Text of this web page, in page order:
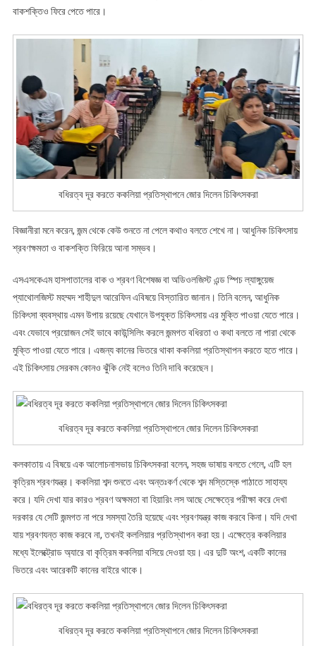
বাকশক্তিও ফিরে পেতে পারে।
বধিরত্ব দূর করতে ককলিয়া প্রতিস্থাপনে জোর দিলেন চিকিৎসকরা
বিজ্ঞানীরা মনে করেন, জন্ম থেকে কেউ শুনতে না পেলে কথাও বলতে শেখে না। আধুনিক চিকিৎসায়
শ্রবণক্ষমতা ও বাকশক্তি ফিরিয়ে আনা সম্ভব।
এসএসকেএম হাসপাতালের বাক ও শ্রবণ বিশেষজ্ঞ বা অডিওলজিস্ট এন্ড স্পিচ ল্যাঙ্গুয়েজ
প্যাথোলজিস্ট মহম্মদ শাহীদুল আরেফিন এবিষয়ে বিস্তারিত জানান। তিনি বলেন, আধুনিক
চিকিৎসা ব্যবস্থায় এমন উপায় রয়েছে যেখানে উপযুক্ত চিকিৎসায় এর মুক্তি পাওয়া যেতে পারে।
এবং যেভাবে প্রয়োজন সেই ভাবে কাউন্সিলিং করলে জন্মগত বধিরতা ও কথা বলতে না পারা থেকে
মুক্তি পাওয়া যেতে পারে। এজন্য কানের ভিতরে থাকা ককলিয়া প্রতিস্থাপন করতে হতে পারে।
এই চিকিৎসায় সেরকম কোনও ঝুঁকি নেই বলেও তিনি দাবি করেছেন।
বধিরত্ব দূর করতে ককলিয়া প্রতিস্থাপনে জোর দিলেন চিকিৎসকরা
কলকাতায় এ বিষয়ে এক আলোচনাসভায় চিকিৎসকরা বলেন, সহজ ভাষায় বলতে গেলে, এটি হল
কৃত্রিম শ্রবণযন্ত্র। ককলিয়া শব্দ শুনতে এবং অন্তঃকর্ণ থেকে শব্দ মস্তিস্কে পাঠাতে সাহায্য
করে। যদি দেখা যার কারও শ্রবণ অক্ষমতা বা হিয়ারিং লস আছে সেক্ষেত্রে পরীক্ষা করে দেখা
দরকার যে সেটি জন্মগত না পরে সমস্যা তৈরি হয়েছে এবং শ্রবণযন্ত্র কাজ করবে কিনা। যদি দেখা
যায় শ্রবণযন্ত কাজ করবে না, তখনই কললিয়ার প্রতিস্থাপন করা হয়। এক্ষেত্রে ককলিয়ার
মধ্যে ইলেক্ট্রোড অ্যারে বা কৃত্রিম ককলিয়া বসিয়ে দেওয়া হয়। এর দুটি অংশ, একটি কানের
ভিতরে এবং আরেকটি কানের বাইরে থাকে।
বধিরত্ব দূর করতে ককলিয়া প্রতিস্থাপনে জোর দিলেন চিকিৎসকরা